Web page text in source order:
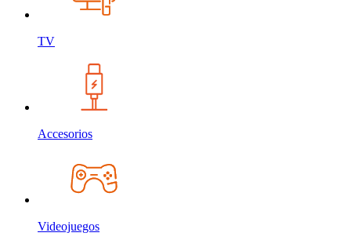
TV
Accesorios
Videojuegos